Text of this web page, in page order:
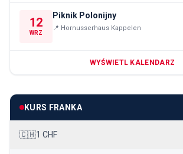
12
WRZ
Piknik Polonijny
📍 Hornusserhaus Kappelen
WYŚWIETL KALENDARZ
KURS FRANKA
🇨🇭1 CHF